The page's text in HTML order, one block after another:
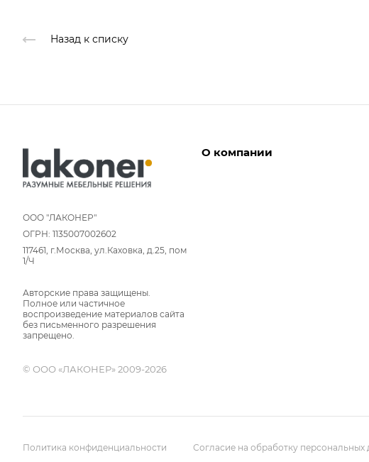
Назад к списку
ООО "ЛАКОНЕР"
ОГРН: 1135007002602
117461, г.Москва, ул.Каховка, д.25, пом
1/Ч
Авторские права защищены.
Полное или частичное
воспроизведение материалов сайта
без письменного разрешения
запрещено.
© ООО «ЛАКОНЕР» 2009-2026
О компании
Политика конфиденциальности Согласие на обработку персональных